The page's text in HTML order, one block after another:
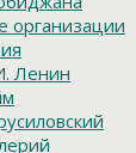
Ленин